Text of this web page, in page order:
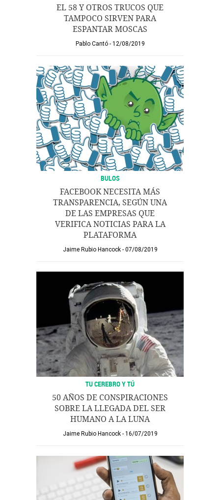
EL 58 Y OTROS TRUCOS QUE
TAMPOCO SIRVEN PARA
ESPANTAR MOSCAS
Pablo Cantó 12/08/2019
BULOS
FACEBOOK NECESITA MÁS
TRANSPARENCIA, SEGÚN UNA
DE LAS EMPRESAS QUE
VERIFICA NOTICIAS PARA LA
PLATAFORMA
Jaime Rubio Hancock 07/08/2019
TU CEREBRO Y TÚ
50 AÑOS DE CONSPIRACIONES
SOBRE LA LLEGADA DEL SER
HUMANO A LA LUNA
Jaime Rubio Hancock 16/07/2019